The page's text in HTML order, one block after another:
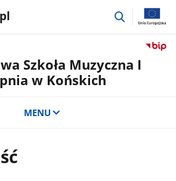
przejdź
Szkoła Muzyczna I
w Końskich
MENU